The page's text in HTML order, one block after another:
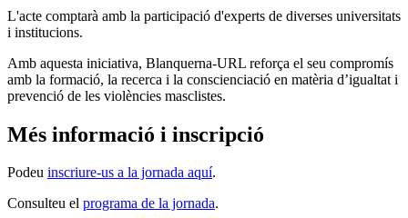
L'acte comptarà amb la participació d'experts de diverses universitats
i institucions.
Amb aquesta iniciativa, Blanquerna-URL reforça el seu compromís
amb la formació, la recerca i la conscienciació en matèria d’igualtat i
prevenció de les violències masclistes.
Més informació i inscripció
Podeu inscriure-us a la jornada aquí.
Consulteu el programa de la jornada.